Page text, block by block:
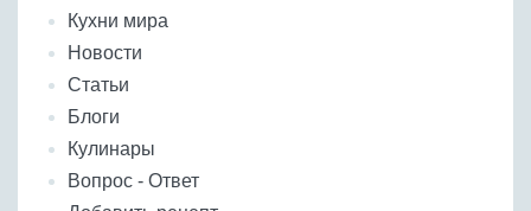
Кухни мира
Новости
Статьи
Блоги
Кулинары
Вопрос - Ответ